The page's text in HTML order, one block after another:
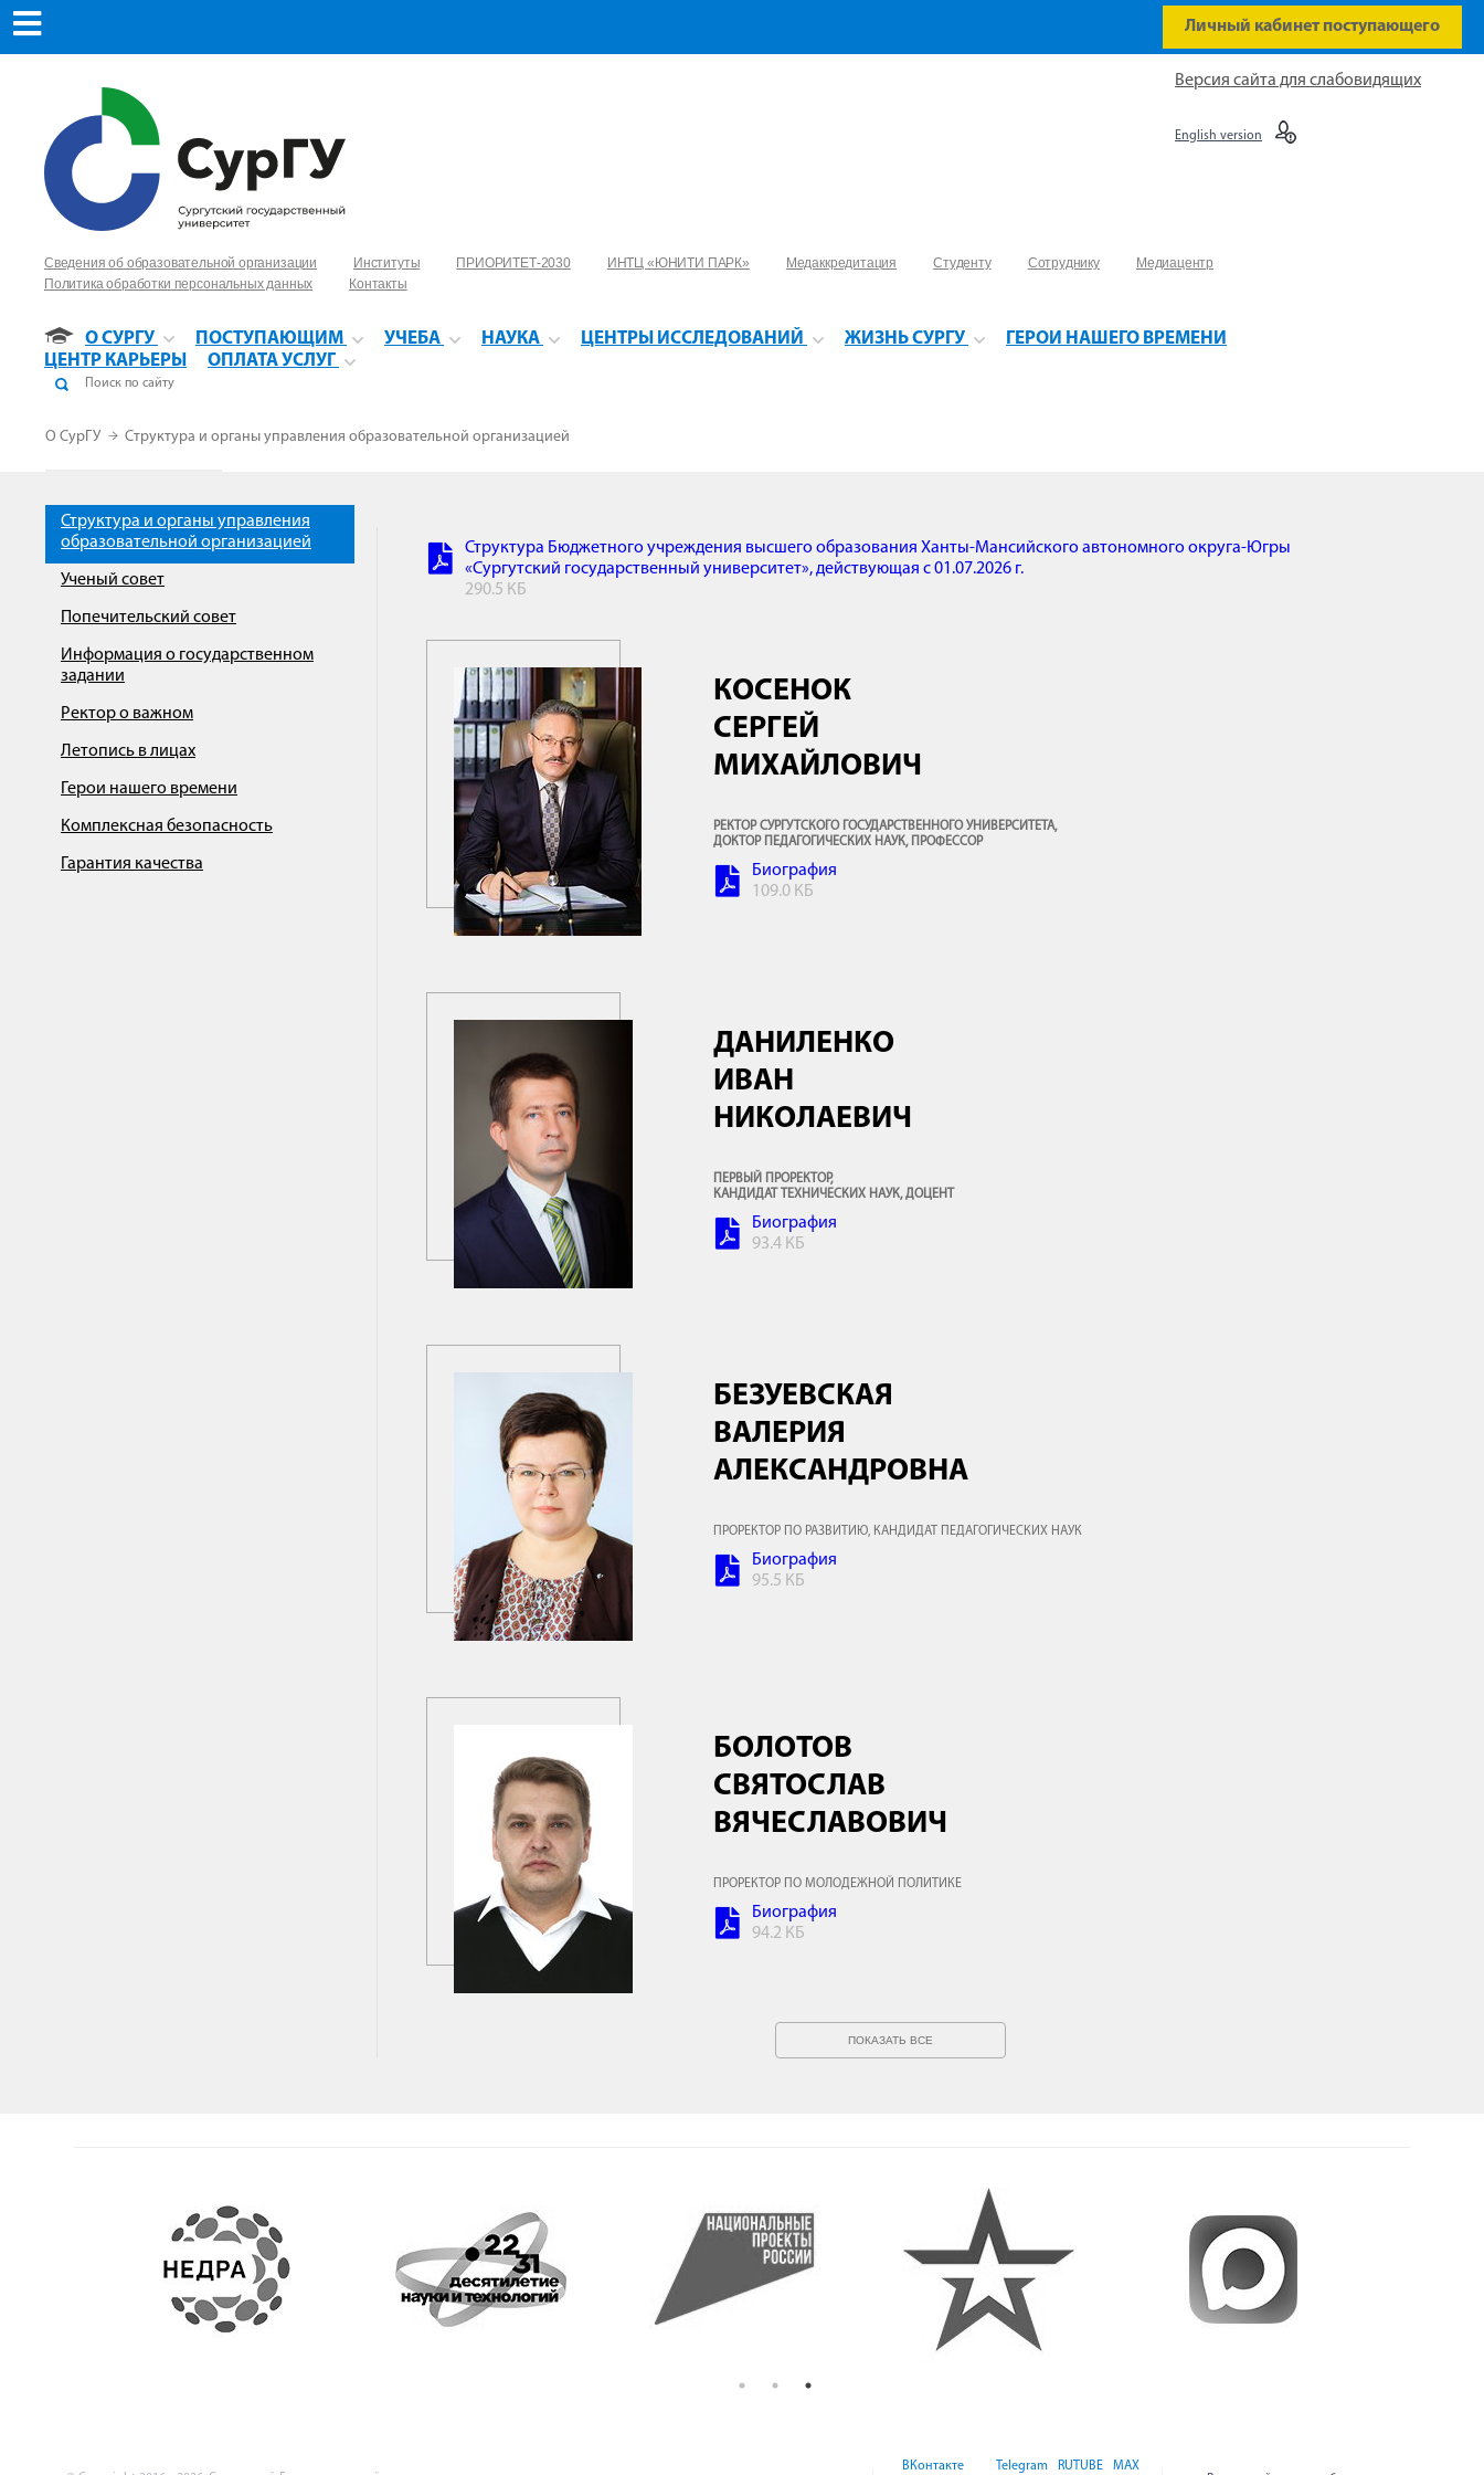
Личный кабинет поступающего
Сведения об образовательной организации Институты ПРИОРИТЕТ-2030 ИНТЦ «ЮНИТИ ПАРК» Медаккредитация Студенту Сотруднику
Медиацентр
Политика обработки персональных данных
Контакты
О СУРГУ ПОСТУПАЮЩИМ УЧЕБА НАУКА ЦЕНТРЫ ИССЛЕДОВАНИЙ ЖИЗНЬ СУРГУ
ГЕРОИ НАШЕГО ВРЕМЕНИ
ЦЕНТР КАРЬЕРЫ
ОПЛАТА УСЛУГ
Версия сайта для слабовидящих
English version
О СурГУ Структура и органы управления образовательной организацией
Структура и органы управления
образовательной организацией
Ученый совет
Попечительский совет
Информация о государственном
задании
Ректор о важном
Летопись в лицах
Герои нашего времени
Комплексная безопасность
Гарантия качества
Структура Бюджетного учреждения высшего образования Ханты-Мансийского автономного округа-Югры
«Сургутский государственный университет», действующая с 01.07.2026 г.
290.5 КБ
КОСЕНОК
СЕРГЕЙ
МИХАЙЛОВИЧ
РЕКТОР СУРГУТСКОГО ГОСУДАРСТВЕННОГО УНИВЕРСИТЕТА,
ДОКТОР ПЕДАГОГИЧЕСКИХ НАУК, ПРОФЕССОР
Биография
109.0 КБ
ДАНИЛЕНКО
ИВАН
НИКОЛАЕВИЧ
ПЕРВЫЙ ПРОРЕКТОР,
КАНДИДАТ ТЕХНИЧЕСКИХ НАУК, ДОЦЕНТ
Биография
93.4 КБ
БЕЗУЕВСКАЯ
ВАЛЕРИЯ
АЛЕКСАНДРОВНА
ПРОРЕКТОР ПО РАЗВИТИЮ, КАНДИДАТ ПЕДАГОГИЧЕСКИХ НАУК
Биография
95.5 КБ
БОЛОТОВ
СВЯТОСЛАВ
ВЯЧЕСЛАВОВИЧ
ПРОРЕКТОР ПО МОЛОДЕЖНОЙ ПОЛИТИКЕ
Биография
94.2 КБ
ПОКАЗАТЬ ВСЕ
ВКонтакте Telegram RUTUBE
MAX